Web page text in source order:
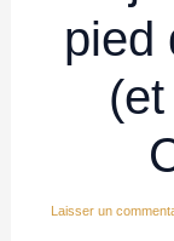
pied
Laisser un